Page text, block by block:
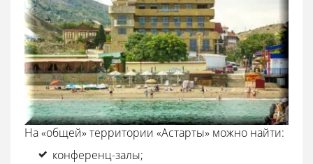
На «общей» территории «Астарты» можно найти:
конференц-залы;